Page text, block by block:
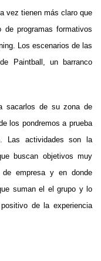
vez tienen más claro que
programas formativos
Los escenarios de las
Paintball, un barranco
sacarlos de su zona de
los pondremos a prueba
Las actividades son la
buscan objetivos muy
empresa y en donde
suman el el grupo y lo
de la experiencia